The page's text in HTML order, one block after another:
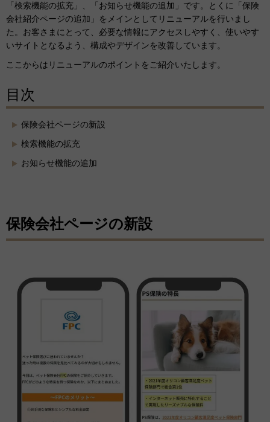
「検索機能の拡充」、「お知らせ機能の追加」です。とくに「保険
会社紹介ページの追加」をメインとしてリニューアルを行いまし
た。お客さまにとって、必要な情報にアクセスしやすく、使いやす
いサイトとなるよう、構成やデザインを改善しています。
ここからはリニューアルのポイントをご紹介いたします。
目次
保険会社ページの新設
検索機能の拡充
お知らせ機能の追加
保険会社ページの新設